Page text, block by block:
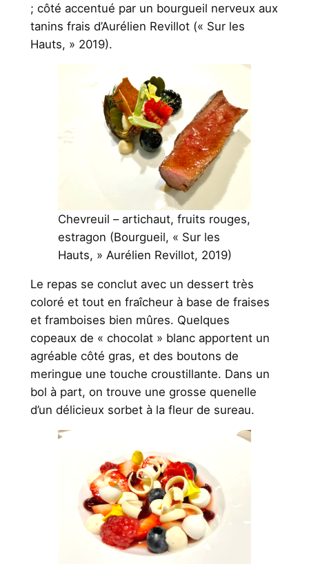
; côté accentué par un bourgueil nerveux aux
tanins frais d’Aurélien Revillot (« Sur les
Hauts, » 2019).
Chevreuil – artichaut, fruits rouges,
estragon (Bourgueil, « Sur les
Hauts, » Aurélien Revillot, 2019)
Le repas se conclut avec un dessert très
coloré et tout en fraîcheur à base de fraises
et framboises bien mûres. Quelques
copeaux de « chocolat » blanc apportent un
agréable côté gras, et des boutons de
meringue une touche croustillante. Dans un
bol à part, on trouve une grosse quenelle
d’un délicieux sorbet à la fleur de sureau.